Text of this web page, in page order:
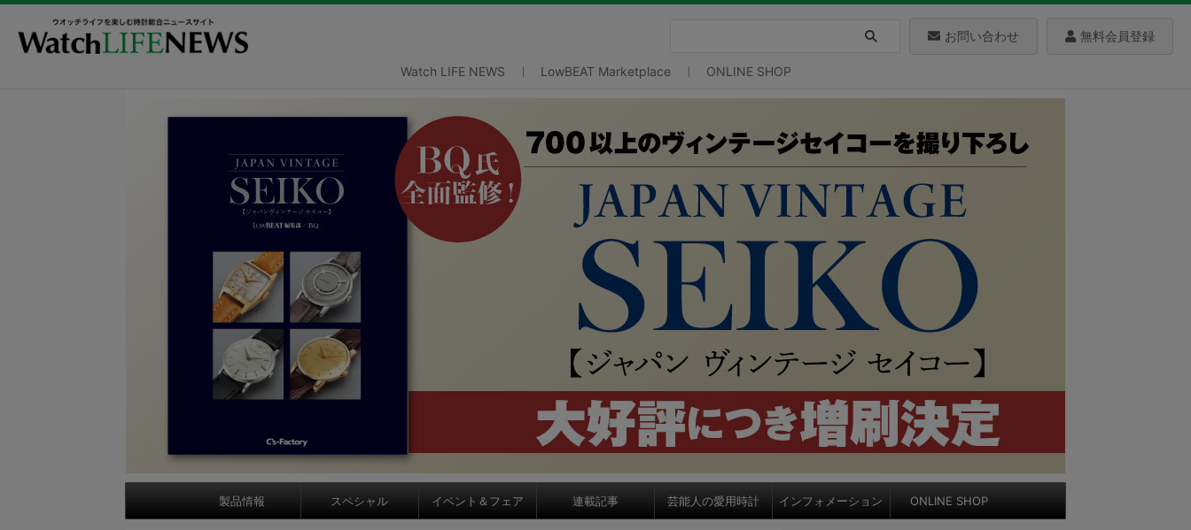
お問い合わせ 無料会員登録
Watch LIFE NEWS LowBEAT Marketplace ONLINE SHOP
製品情報 スペシャル イベント＆フェア 連載記事 芸能人の愛用時計 インフォメーション ONLINE SHOP